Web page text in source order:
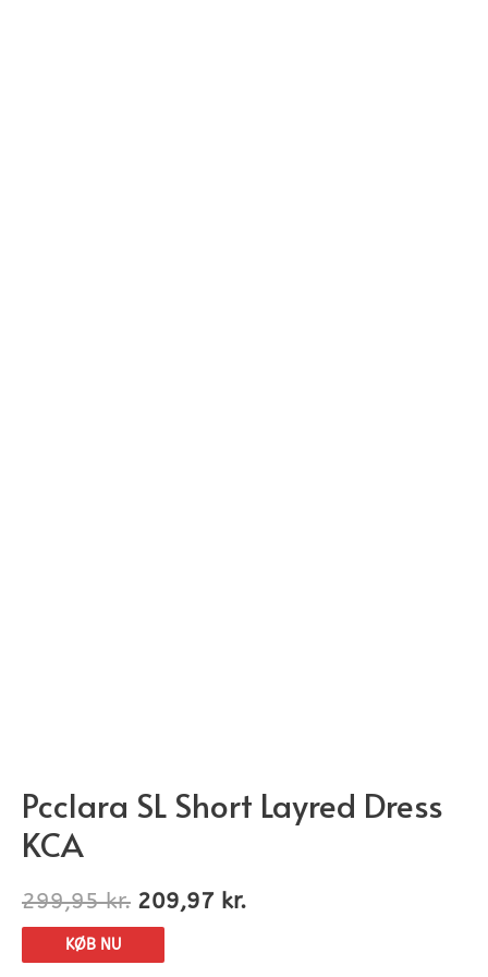
Pcclara SL Short Layred Dress
KCA
299,95kr. 209,97 kr.
KØB NU